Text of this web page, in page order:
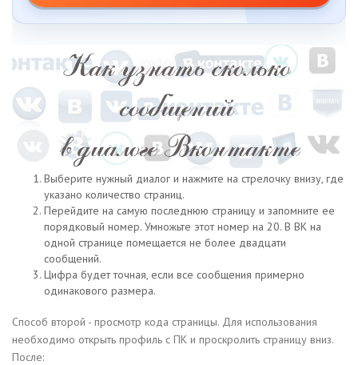
Выберите нужный диалог и нажмите на стрелочку внизу, где
указано количество страниц.
Перейдите на самую последнюю страницу и запомните ее
порядковый номер. Умножьте этот номер на 20. В ВК на
одной странице помещается не более двадцати
сообщений.
Цифра будет точная, если все сообщения примерно
одинакового размера.
Способ второй - просмотр кода страницы. Для использования
необходимо открыть профиль с ПК и проскролить страницу вниз.
После: